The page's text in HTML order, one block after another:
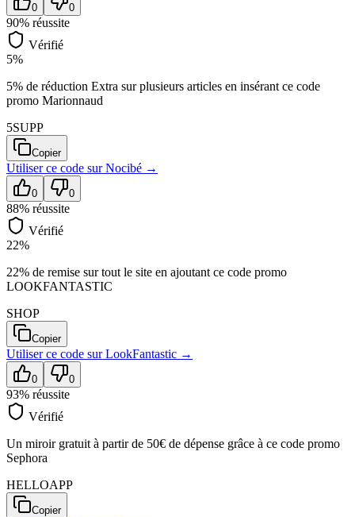
0 0
90% réussite
Vérifié
5%
5% de réduction Extra sur plusieurs articles en insérant ce code
promo Marionnaud
5SUPP
Copier
Utiliser ce code surNocibé →
0 0
88% réussite
Vérifié
22%
22% de remise sur tout le site en ajoutant ce code promo
LOOKFANTASTIC
SHOP
Copier
Utiliser ce code surLookFantastic →
0 0
93% réussite
Vérifié
Un miroir gratuit à partir de 50€ de dépense grâce à ce code promo
Sephora
HELLOAPP
Copier